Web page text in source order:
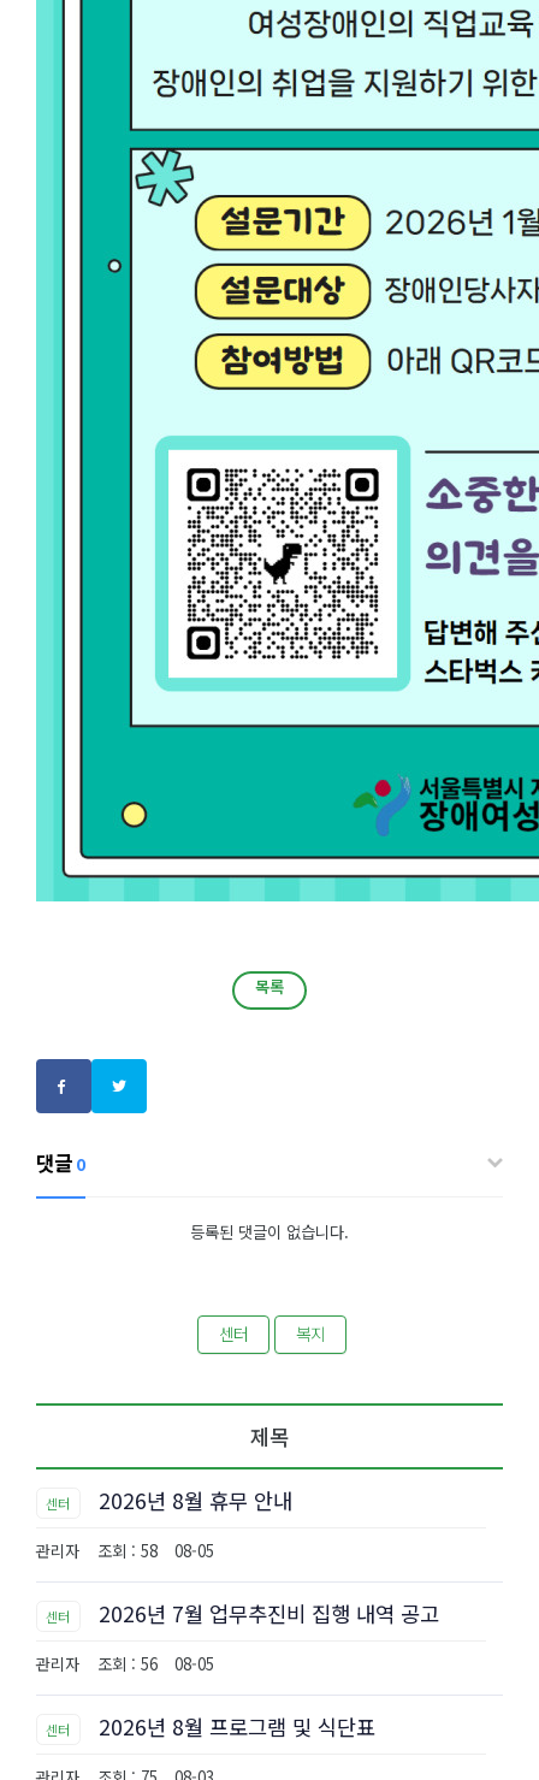
목록
댓글 0
등록된 댓글이 없습니다.
센터 복지
제목
센터 2026년 8월 휴무 안내
관리자 조회 : 58 08-05
센터 2026년 7월 업무추진비 집행 내역 공고
관리자 조회 : 56 08-05
센터 2026년 8월 프로그램 및 식단표